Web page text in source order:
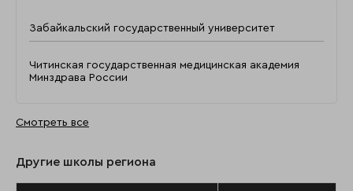
Забайкальский государственный университет
Читинская государственная медицинская академия
Минздрава России
Смотреть все
Другие школы региона